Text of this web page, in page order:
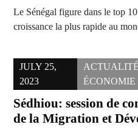
Le Sénégal figure dans le top
croissance la plus rapide au
JULY 25,
2023
ACTUALITÉ
ÉCONOMIE
Sédhiou: session de
de la Migration et